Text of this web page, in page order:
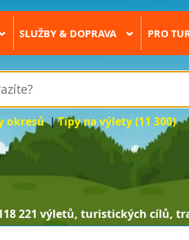
SLUŽBY & DOPRAVA › PRO
okresů|Tipy na výlety (11 300)
221 výletů, turistických cílů,